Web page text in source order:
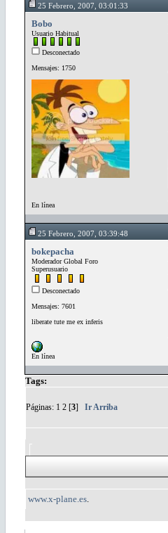
25 Febrero, 2007, 03:01:33
Bobo
Usuario Habitual
Desconectado
Mensajes: 1750
En línea
25 Febrero, 2007, 03:39:48
bokepacha
Moderador Global Foro
Superusuario
Desconectado
Mensajes: 7601
liberate tute me ex inferis
En línea
Tags:
Páginas: 1 2 [3] Ir Arriba
www.x-plane.es